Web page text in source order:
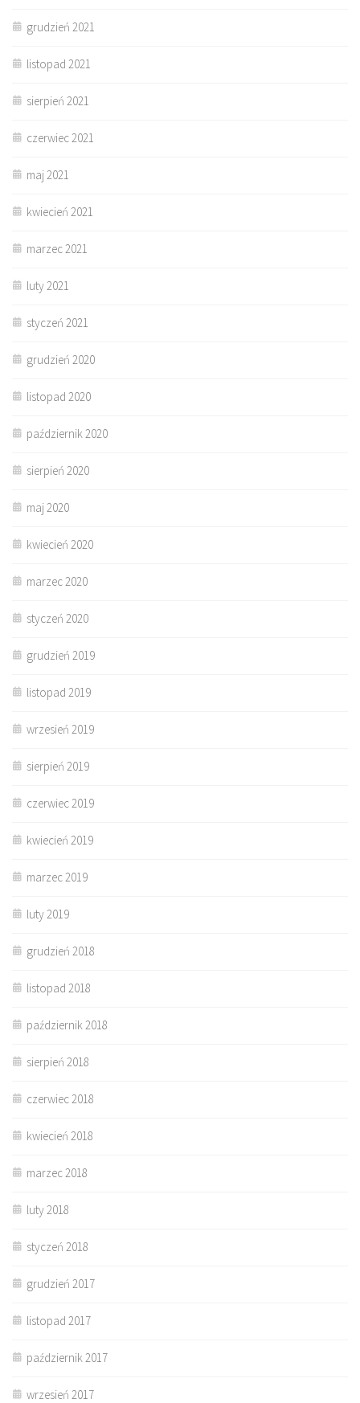
grudzień 2021
listopad 2021
sierpień 2021
czerwiec 2021
maj 2021
kwiecień 2021
marzec 2021
luty 2021
styczeń 2021
grudzień 2020
listopad 2020
październik 2020
sierpień 2020
maj 2020
kwiecień 2020
marzec 2020
styczeń 2020
grudzień 2019
listopad 2019
wrzesień 2019
sierpień 2019
czerwiec 2019
kwiecień 2019
marzec 2019
luty 2019
grudzień 2018
listopad 2018
październik 2018
sierpień 2018
czerwiec 2018
kwiecień 2018
marzec 2018
luty 2018
styczeń 2018
grudzień 2017
listopad 2017
październik 2017
wrzesień 2017